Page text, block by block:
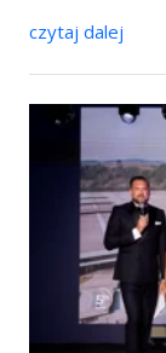
czytaj dalej